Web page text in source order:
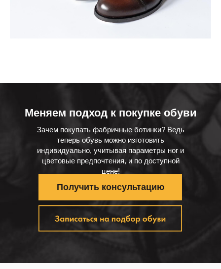
Меняем подход к покупке обуви
Зачем покупать фабричные ботинки? Ведь
теперь обувь можно изготовить
индивидуально, учитывая параметры ног и
цветовые предпочтения, и по доступной
цене!
Получить консультацию